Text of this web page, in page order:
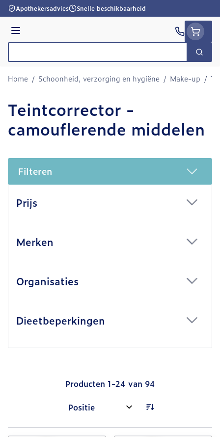
Ga naar de inhoud
Apothekersadvies Snelle beschikbaarheid
Menu
Zoek
Home / Schoonheid, verzorging en hygiëne / Make-up /
Teintcorrector -
camouflerende middelen
Filteren
Prijs
Merken
Organisaties
Dieetbeperkingen
Producten 1-24 van 94
Sorteer op: